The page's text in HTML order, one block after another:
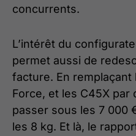
concurrents.
L’intérêt du
permet aussi de
facture. En remplaçant
Force, et les C45X par
passer sous les 7 000
les 8 kg. Et là, le